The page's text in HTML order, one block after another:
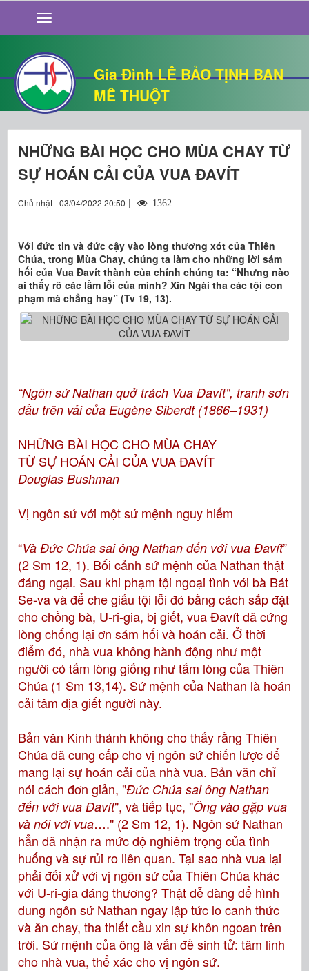
Gia Đình LÊ BẢO TỊNH BAN
MÊ THUỘT
GIỚI THIỆU
TIN TỨC
SỐNG ĐẠO
CHUYỆN NHÀ
QUÁN VĂN
THƯ GIÃN
NHỮNG BÀI HỌC CHO MÙA CHAY TỪ
SỰ HOÁN CẢI CỦA VUA ĐAVÍT
Chủ nhật - 03/04/2022 20:50 | 1362
Với đức tin và đức cậy vào lòng thương xót của Thiên
Chúa, trong Mùa Chay, chúng ta làm cho những lời sám
hối của Vua Đavít thành của chính chúng ta: “Nhưng nào
ai thấy rõ các lầm lỗi của mình? Xin Ngài tha các tội con
phạm mà chẳng hay” (Tv 19, 13).
“Ngôn sứ Nathan quở trách Vua Ðavít", tranh sơn
dầu trên vải của Eugène Siberdt (1866–1931)
NHỮNG BÀI HỌC CHO MÙA CHAY
TỪ SỰ HOÁN CẢI CỦA VUA ĐAVÍT
Douglas Bushman
Vị ngôn sứ với một sứ mệnh nguy hiểm
“Và Ðức Chúa sai ông Nathan đến với vua Ðavít”
(2 Sm 12, 1). Bối cảnh sứ mệnh của Nathan thật
đáng ngại. Sau khi phạm tội ngoại tình với bà Bát
Se-va và để che giấu tội lỗi đó bằng cách sắp đặt
cho chồng bà, U-ri-gia, bị giết, vua Đavít đã cứng
lòng chống lại ơn sám hối và hoán cải. Ở thời
điểm đó, nhà vua không hành động như một
người có tấm lòng giống như tấm lòng của Thiên
Chúa (1 Sm 13,14). Sứ mệnh của Nathan là hoán
cải tâm địa giết người này.
Bản văn Kinh thánh không cho thấy rằng Thiên
Chúa đã cung cấp cho vị ngôn sứ chiến lược để
mang lại sự hoán cải của nhà vua. Bản văn chỉ
nói cách đơn giản, "Ðức Chúa sai ông Nathan
đến với vua Ðavít", và tiếp tục, "Ông vào gặp vua
và nói với vua…." (2 Sm 12, 1). Ngôn sứ Nathan
hẳn đã nhận ra mức độ nghiêm trọng của tình
huống và sự rủi ro liên quan. Tại sao nhà vua lại
phải đối xử với vị ngôn sứ của Thiên Chúa khác
với U-ri-gia đáng thương? Thật dễ dàng để hình
dung ngôn sứ Nathan ngay lập tức lo canh thức
và ăn chay, tha thiết cầu xin sự khôn ngoan trên
trời. Sứ mệnh của ông là vấn đề sinh tử: tâm linh
cho nhà vua, thể xác cho vị ngôn sứ.